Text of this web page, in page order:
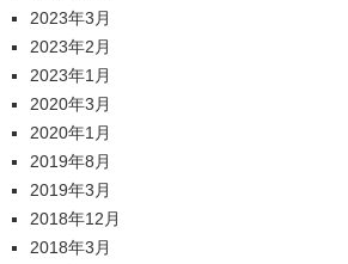
2023年3月
2023年2月
2023年1月
2020年3月
2020年1月
2019年8月
2019年3月
2018年12月
2018年3月